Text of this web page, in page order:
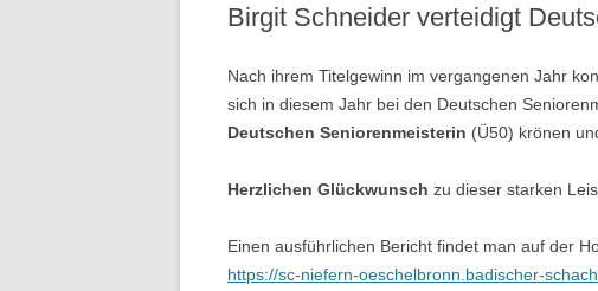
MANNSCHFTSPOKAL AUSSCHREIBUNG
Birgit Schneider verteidigt
Nach ihrem Titelgewinn im vergangenen Jahr
sich in diesem Jahr bei den Deutschen
Deutschen Seniorenmeisterin (Ü50) krönen
Herzlichen Glückwunsch zu dieser starken
Einen ausführlichen Bericht findet man auf der
https://sc-niefern-oeschelbronn.badischer-